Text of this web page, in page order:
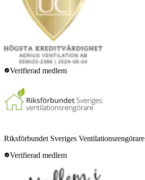
Verifierad medlem
Riksförbundet Sveriges Ventilationsrengörare
Verifierad medlem